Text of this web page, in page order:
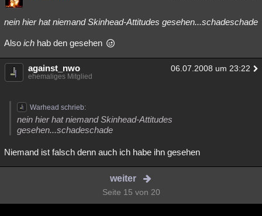
nein hier hat niemand Skinhead-Attitudes gesehen...schadeschade
Also ich hab den gesehen
against_nwo 06.07.2008 um 23:22
ehemaliges Mitglied
Warhead schrieb:
nein hier hat niemand Skinhead-Attitudes
gesehen...schadeschade
Niemand ist falsch denn auch ich habe ihn gesehen
weiter
Seite 15 von 20